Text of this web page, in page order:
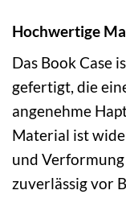
Hochwertige
Das Book Case
gefertigt, die
angenehme
Material ist
und
zuverlässig vor